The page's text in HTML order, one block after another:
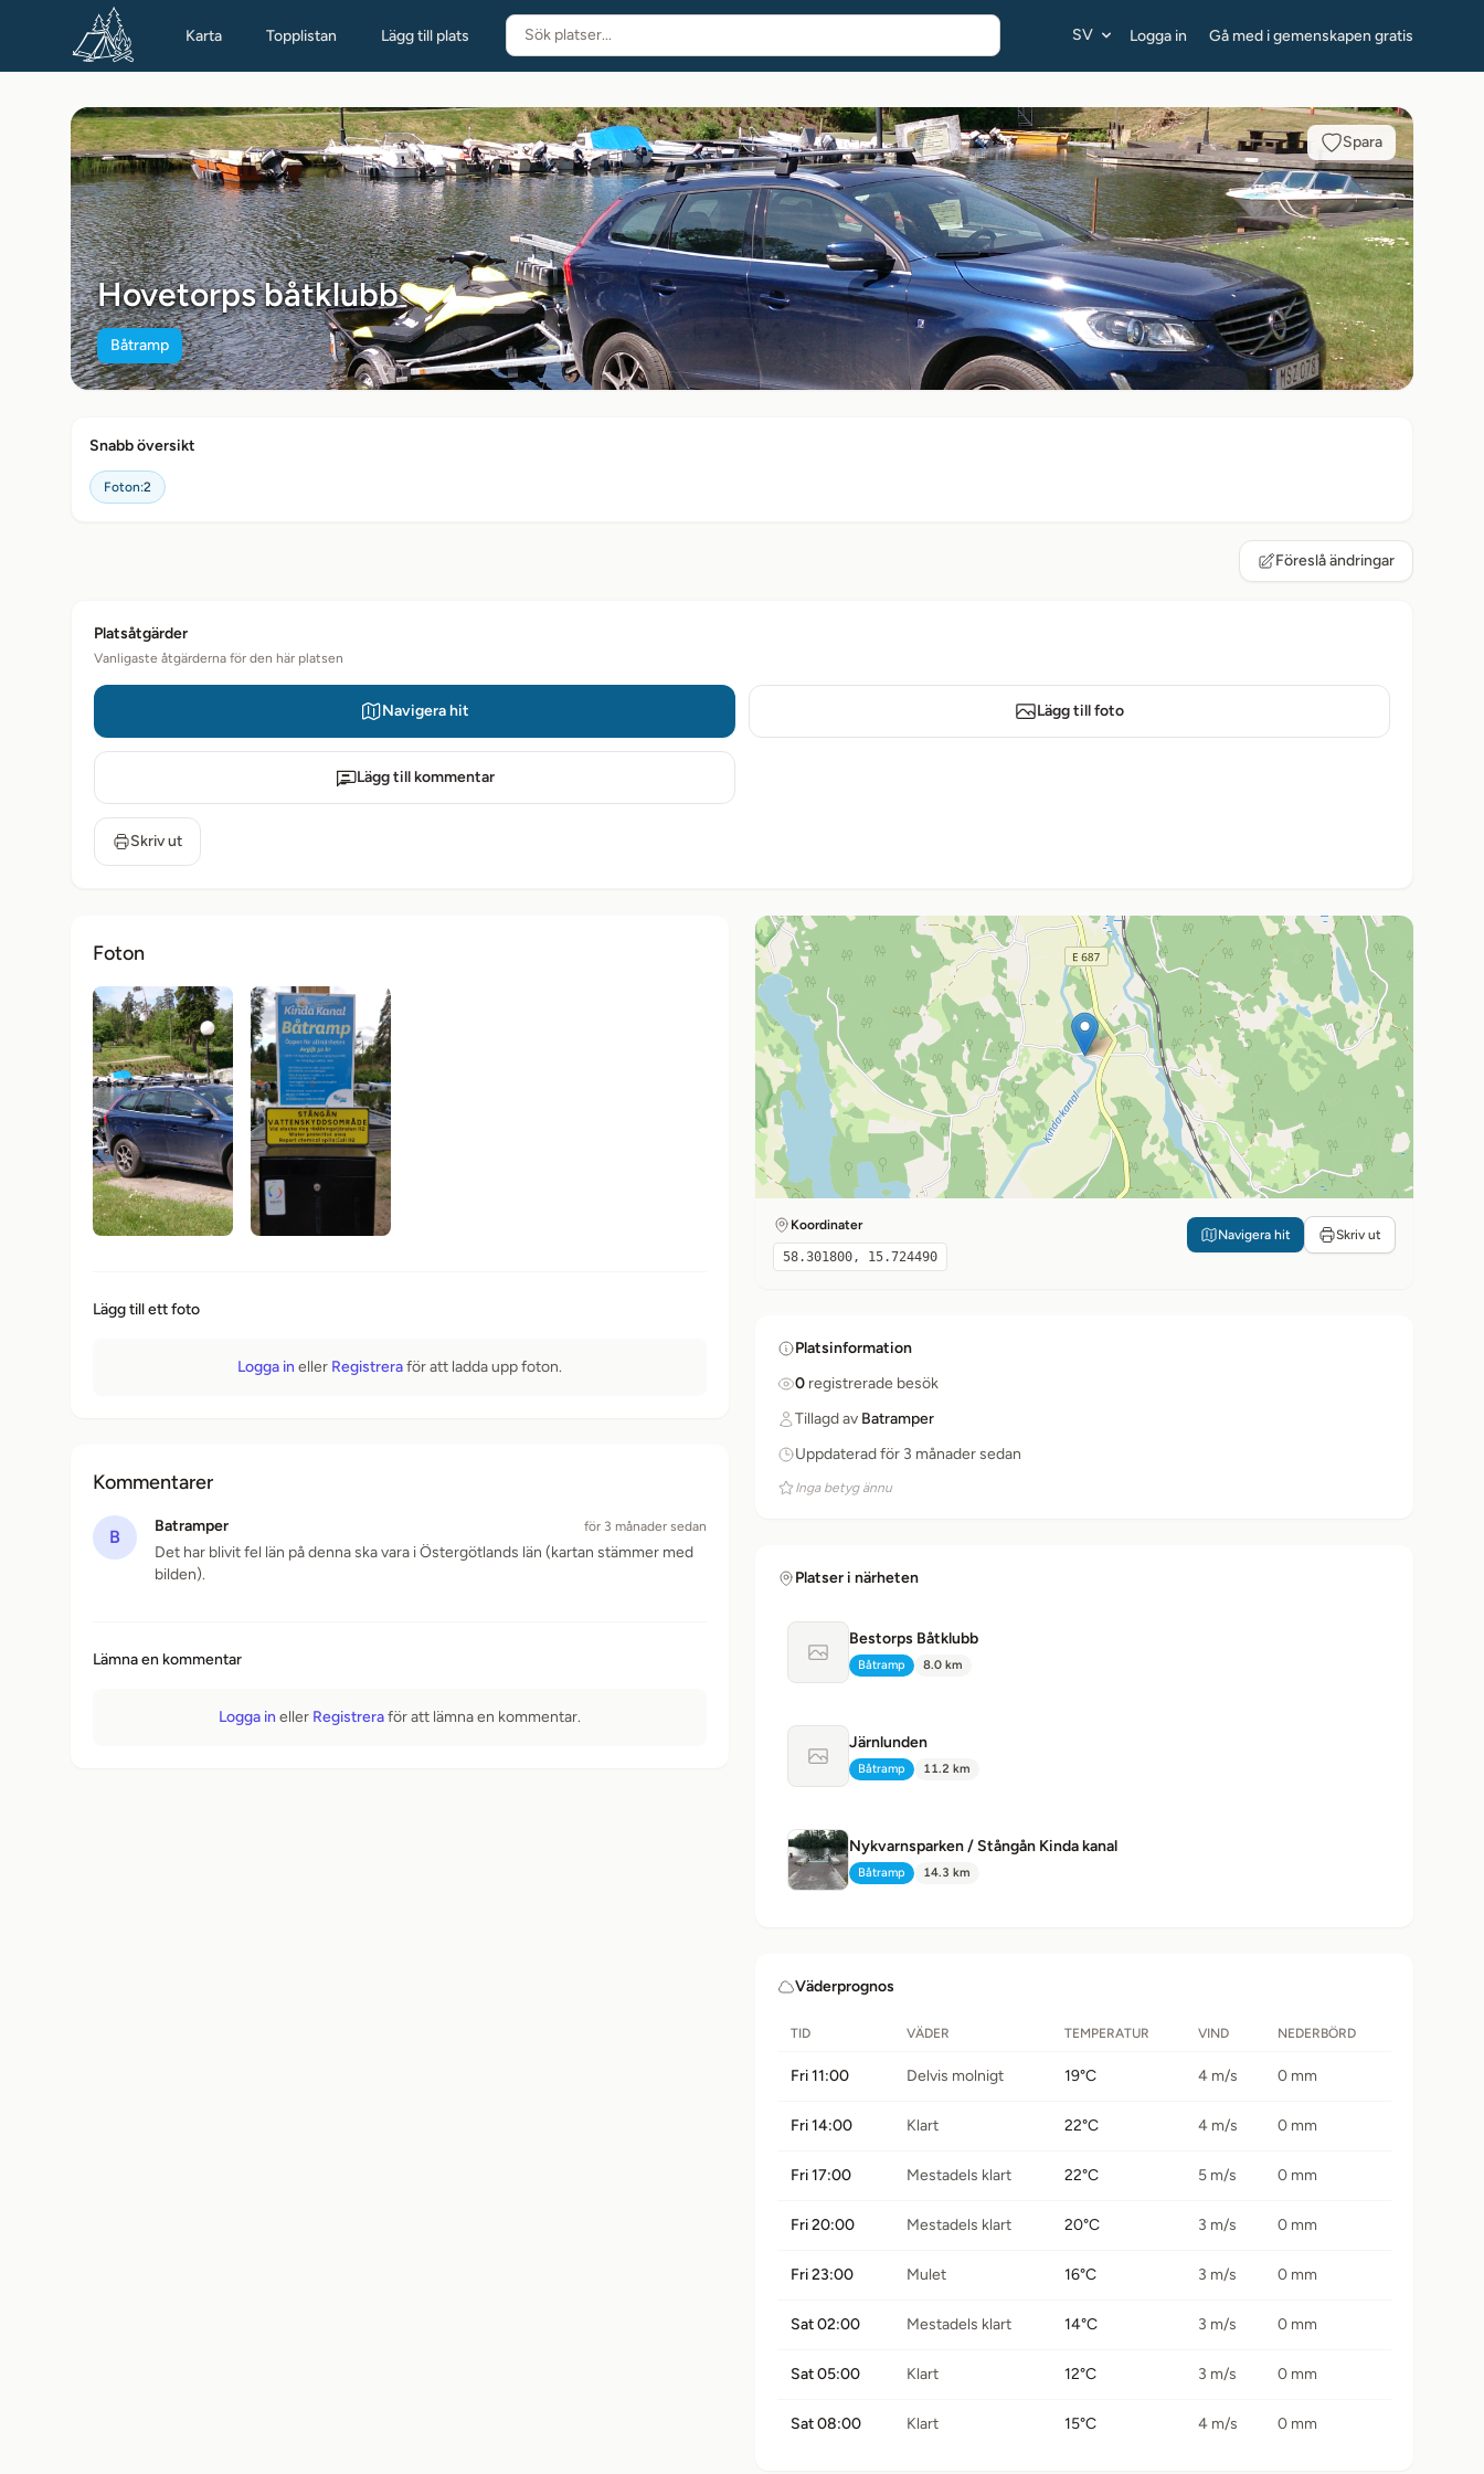
Karta Topplistan Lägg till plats SV Logga in Gå med i gemenskapen gratis
Spara
Hovetorps båtklubb
Båtramp
Snabb översikt
Foton:2
Föreslå ändringar
Platsåtgärder
Vanligaste åtgärderna för den här platsen
Navigera hit Lägg till foto
Lägg till kommentar
Skriv ut
Foton
Lägg till ett foto
Logga in eller Registreraför att ladda upp foton.
Kommentarer
B
Batramper för 3 månader sedan
Det har blivit fel län på denna ska vara i Östergötlands län (kartan stämmer med
bilden).
Lämna en kommentar
Logga in eller Registreraför att lämna en kommentar.
Koordinater
58.301800, 15.724490
Navigera hit Skriv ut
Platsinformation
0 registrerade besök
Tillagd av Batramper
Uppdaterad för 3 månader sedan
Inga betyg ännu
Platser i närheten
Ingen bild tillgänglig
Bestorps Båtklubb
Typ:
Båtramp Avstånd:
8.0 km
Ingen bild tillgänglig
Järnlunden
Typ:
Båtramp Avstånd:
11.2 km
Nykvarnsparken / Stångån Kinda kanal
Typ:
Båtramp Avstånd:
14.3 km
Väderprognos
TID VÄDER TEMPERATUR VIND NEDERBÖRD
Fri 11:00 Delvis molnigt 19°C 4 m/s 0 mm
Fri 14:00 Klart 22°C 4 m/s 0 mm
Fri 17:00 Mestadels klart 22°C 5 m/s 0 mm
Fri 20:00 Mestadels klart 20°C 3 m/s 0 mm
Fri 23:00 Mulet 16°C 3 m/s 0 mm
Sat 02:00 Mestadels klart 14°C 3 m/s 0 mm
Sat 05:00 Klart 12°C 3 m/s 0 mm
Sat 08:00 Klart 15°C 4 m/s 0 mm